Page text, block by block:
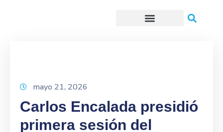
mayo 21, 2026
Carlos Encalada presidió
primera sesión del